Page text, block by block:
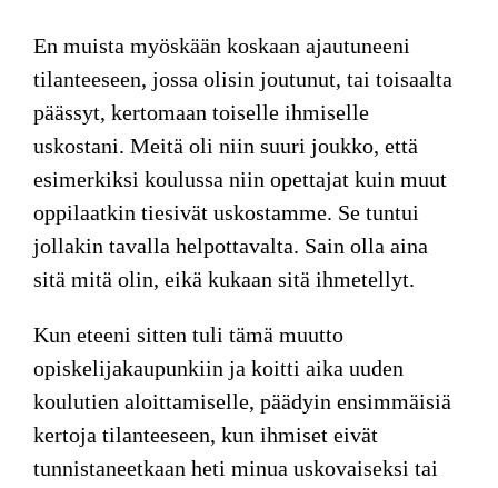
En muista myöskään koskaan ajautuneeni
tilanteeseen, jossa olisin joutunut, tai toisaalta
päässyt, kertomaan toiselle ihmiselle
uskostani. Meitä oli niin suuri joukko, että
esimerkiksi koulussa niin opettajat kuin muut
oppilaatkin tiesivät uskostamme. Se tuntui
jollakin tavalla helpottavalta. Sain olla aina
sitä mitä olin, eikä kukaan sitä ihmetellyt.
Kun eteeni sitten tuli tämä muutto
opiskelijakaupunkiin ja koitti aika uuden
koulutien aloittamiselle, päädyin ensimmäisiä
kertoja tilanteeseen, kun ihmiset eivät
tunnistaneetkaan heti minua uskovaiseksi tai